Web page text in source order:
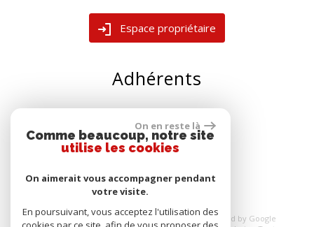
Espace propriétaire
Adhérents
© 2026 | Tous droits réservés | Traduction powered by Google
On en reste là
Comme beaucoup, notre site
utilise les cookies
On aimerait vous accompagner pendant
votre visite.
En poursuivant, vous acceptez l'utilisation des